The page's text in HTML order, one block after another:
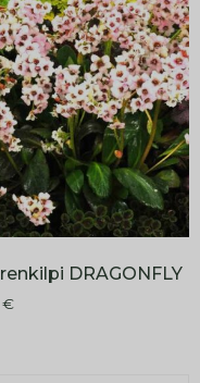
DRAGONFLY
€